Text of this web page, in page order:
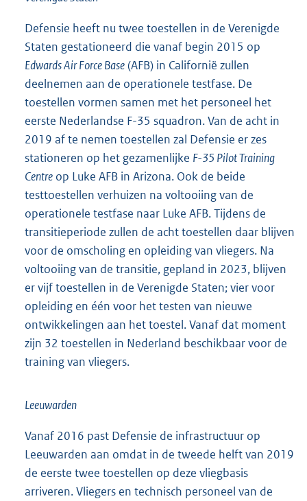
Defensie heeft nu twee toestellen in de Verenigde
Staten gestationeerd die vanaf begin 2015 op
Edwards Air Force Base(AFB) in Californië zullen
deelnemen aan de operationele testfase. De
toestellen vormen samen met het personeel het
eerste Nederlandse F-35 squadron. Van de acht in
2019 af te nemen toestellen zal Defensie er zes
stationeren op het gezamenlijke F-35 Pilot Training
Centre op Luke AFB in Arizona. Ook de beide
testtoestellen verhuizen na voltooiing van de
operationele testfase naar Luke AFB. Tijdens de
transitieperiode zullen de acht toestellen daar blijven
voor de omscholing en opleiding van vliegers. Na
voltooiing van de transitie, gepland in 2023, blijven
er vijf toestellen in de Verenigde Staten; vier voor
opleiding en één voor het testen van nieuwe
ontwikkelingen aan het toestel. Vanaf dat moment
zijn 32 toestellen in Nederland beschikbaar voor de
training van vliegers.
Leeuwarden
Vanaf 2016 past Defensie de infrastructuur op
Leeuwarden aan omdat in de tweede helft van 2019
de eerste twee toestellen op deze vliegbasis
arriveren. Vliegers en technisch personeel van de